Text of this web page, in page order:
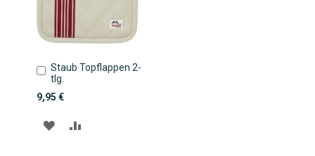
Staub Topflappen 2-
tlg.
9,95 €
In
den
Warenkorb
ZUR